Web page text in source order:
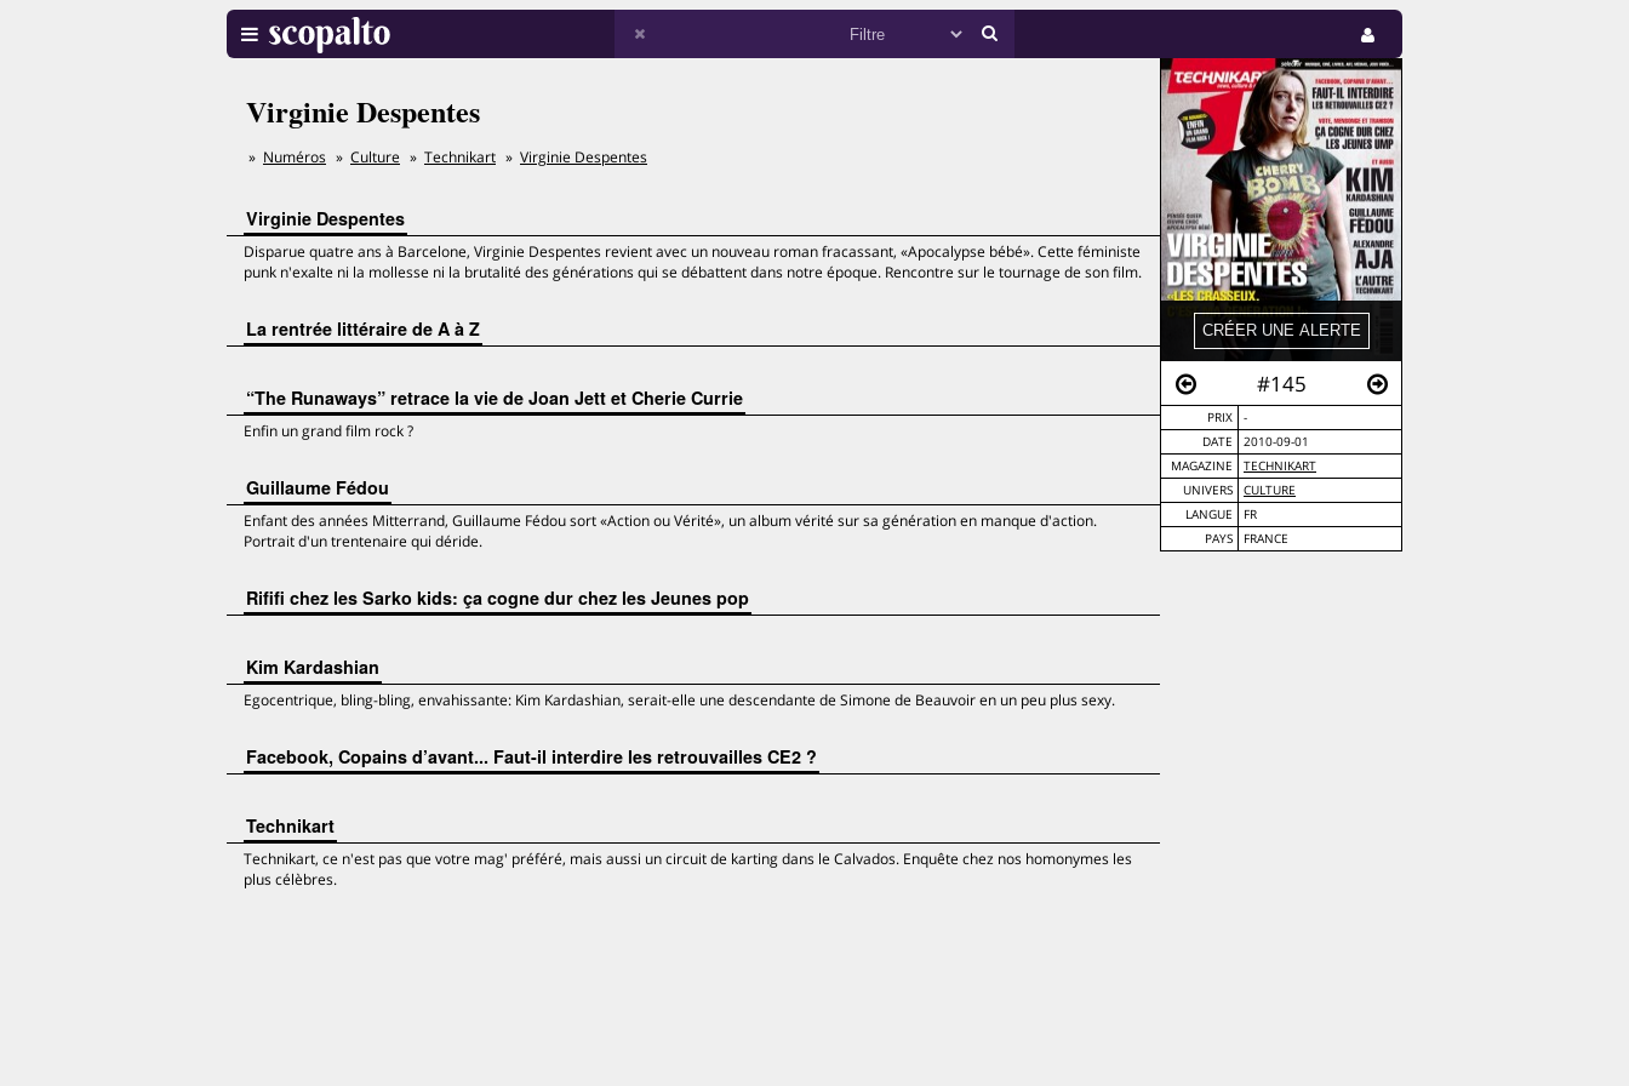
#145
PRIX
-
DATE
2010-09-01
MAGAZINE
TECHNIKART
UNIVERS
CULTURE
LANGUE
FR
PAYS
FRANCE
Virginie Despentes
Numéros Culture Technikart Virginie Despentes
Virginie Despentes
Disparue quatre ans à Barcelone, Virginie Despentes revient avec un nouveau roman fracassant, «Apocalypse bébé». Cette féministe
punk n'exalte ni la mollesse ni la brutalité des générations qui se débattent dans notre époque. Rencontre sur le tournage de son film.
La rentrée littéraire de A à Z
“The Runaways” retrace la vie de Joan Jett et Cherie Currie
Enfin un grand film rock ?
Guillaume Fédou
Enfant des années Mitterrand, Guillaume Fédou sort «Action ou Vérité», un album vérité sur sa génération en manque d'action.
Portrait d'un trentenaire qui déride.
Rififi chez les Sarko kids: ça cogne dur chez les Jeunes pop
Kim Kardashian
Egocentrique, bling-bling, envahissante: Kim Kardashian, serait-elle une descendante de Simone de Beauvoir en un peu plus sexy.
Facebook, Copains d’avant... Faut-il interdire les retrouvailles CE2 ?
Technikart
Technikart, ce n'est pas que votre mag' préféré, mais aussi un circuit de karting dans le Calvados. Enquête chez nos homonymes les
plus célèbres.